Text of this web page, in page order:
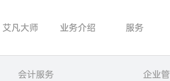
艾凡大师 业务介绍 服务
会计服务 企业